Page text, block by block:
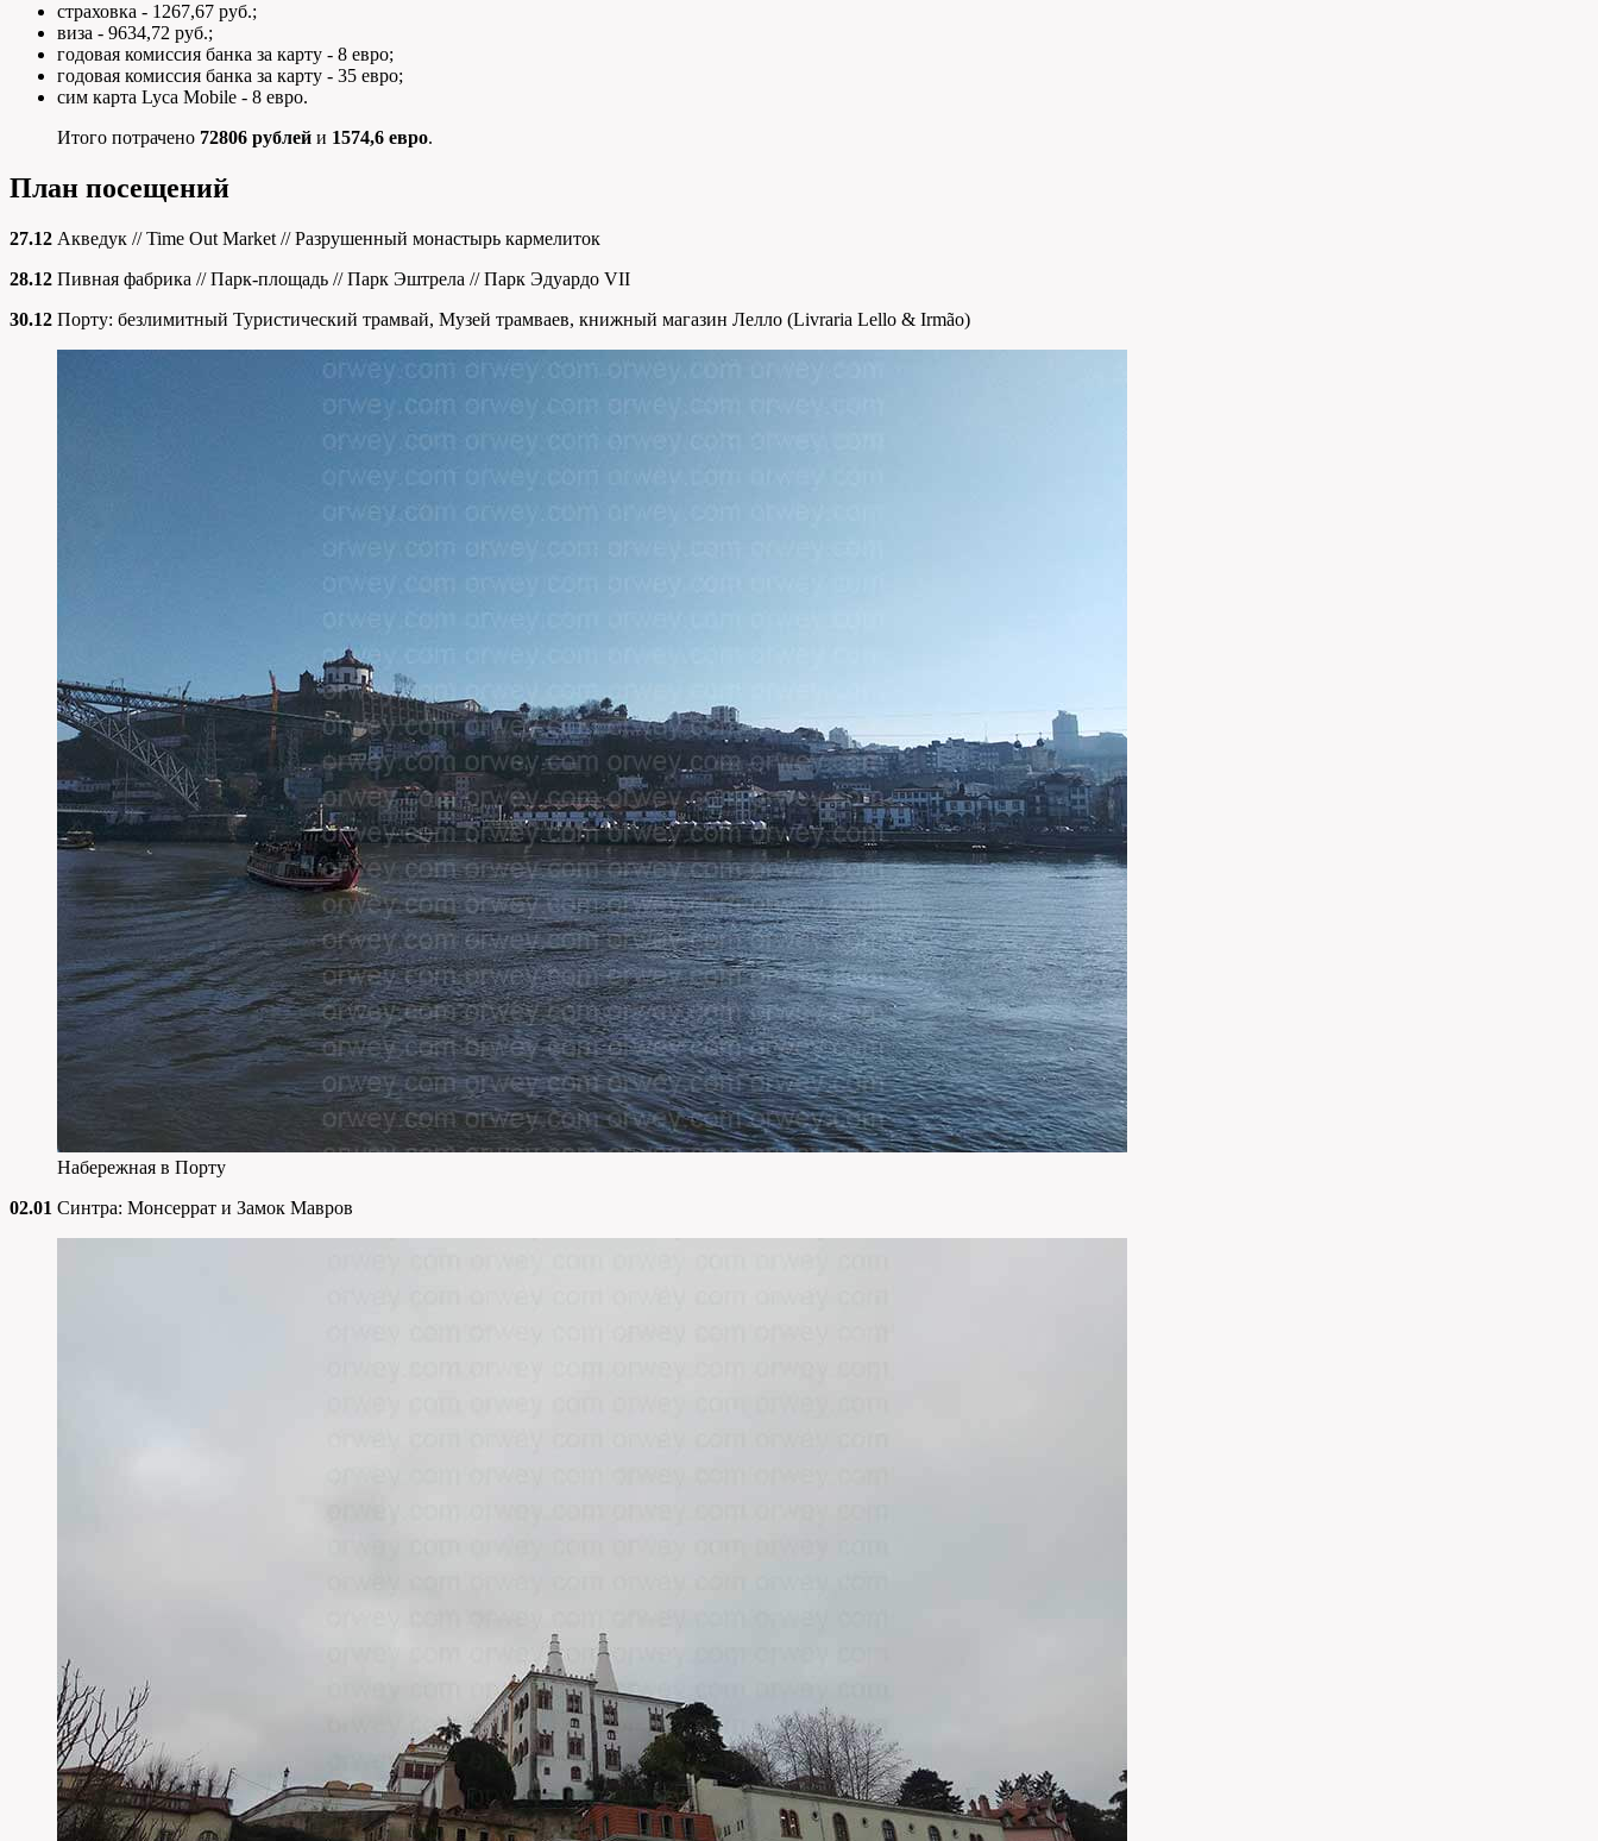
страховка - 1267,67 руб.;
виза - 9634,72 руб.;
годовая комиссия банка за карту - 8 евро;
годовая комиссия банка за карту - 35 евро;
сим карта Lyca Mobile - 8 евро.
Итого потрачено 72806 рублей и 1574,6 евро.
План посещений
27.12 Акведук // Time Out Market // Разрушенный монастырь кармелиток
28.12 Пивная фабрика // Парк-площадь // Парк Эштрела // Парк Эдуардо VII
30.12 Порту: безлимитный Туристический трамвай, Музей трамваев, книжный магазин Лелло (Livraria Lello & Irmão)
Набережная в Порту
02.01 Синтра: Монсеррат и Замок Мавров